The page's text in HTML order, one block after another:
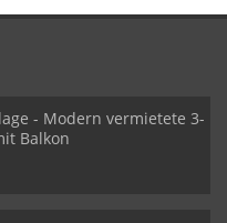
- Modern vermietete 3-
Balkon